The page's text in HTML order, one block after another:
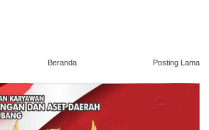
Posting Lama
Beranda